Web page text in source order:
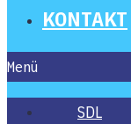
KON­TAKT
Menü
SDL